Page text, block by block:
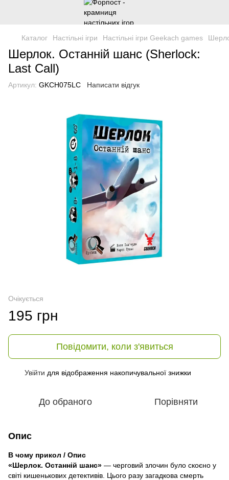
Каталог Настільні ігри Настільні ігри Geekach games
Шерлок. Останній шанс (Sherlock:
Last Call)
Артикул: GKCH075LC Написати відгук
Очікується
195 грн
Повідомити, коли з'явиться
Увійти для відображення накопичувальної знижки
До обраного Порівняти
Опис
В чому прикол / Опис
«Шерлок. Останній шанс» — черговий злочин було скоєно у
світі кишенькових детективів. Цього разу загадкова смерть